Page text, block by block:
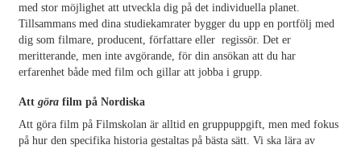
med stor möjlighet att utveckla dig på det individuella planet.
Tillsammans med dina studiekamrater bygger du upp en portfölj med
dig som filmare, producent, författare eller regissör. Det er
meritterande, men inte avgörande, för din ansökan att du har
erfarenhet både med film och gillar att jobba i grupp.
Attgöra film på Nordiska
Att göra film på Filmskolan är alltid en gruppuppgift, men med fokus
på hur den specifika historia gestaltas på bästa sätt. Vi ska lära av